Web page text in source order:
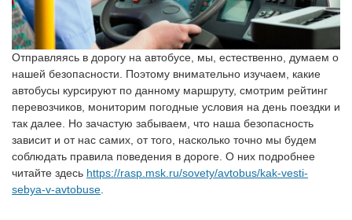
Отправляясь в дорогу на автобусе, мы, естественно, думаем о
нашей безопасности. Поэтому внимательно изучаем, какие
автобусы курсируют по данному маршруту, смотрим рейтинг
перевозчиков, мониторим погодные условия на день поездки и
так далее. Но зачастую забываем, что наша безопасность
зависит и от нас самих, от того, насколько точно мы будем
соблюдать правила поведения в дороге. О них подробнее
читайте здесь https://rasp.msk.ru/sovety/avtobus/kak-vesti-
sebya-v-avtobuse.